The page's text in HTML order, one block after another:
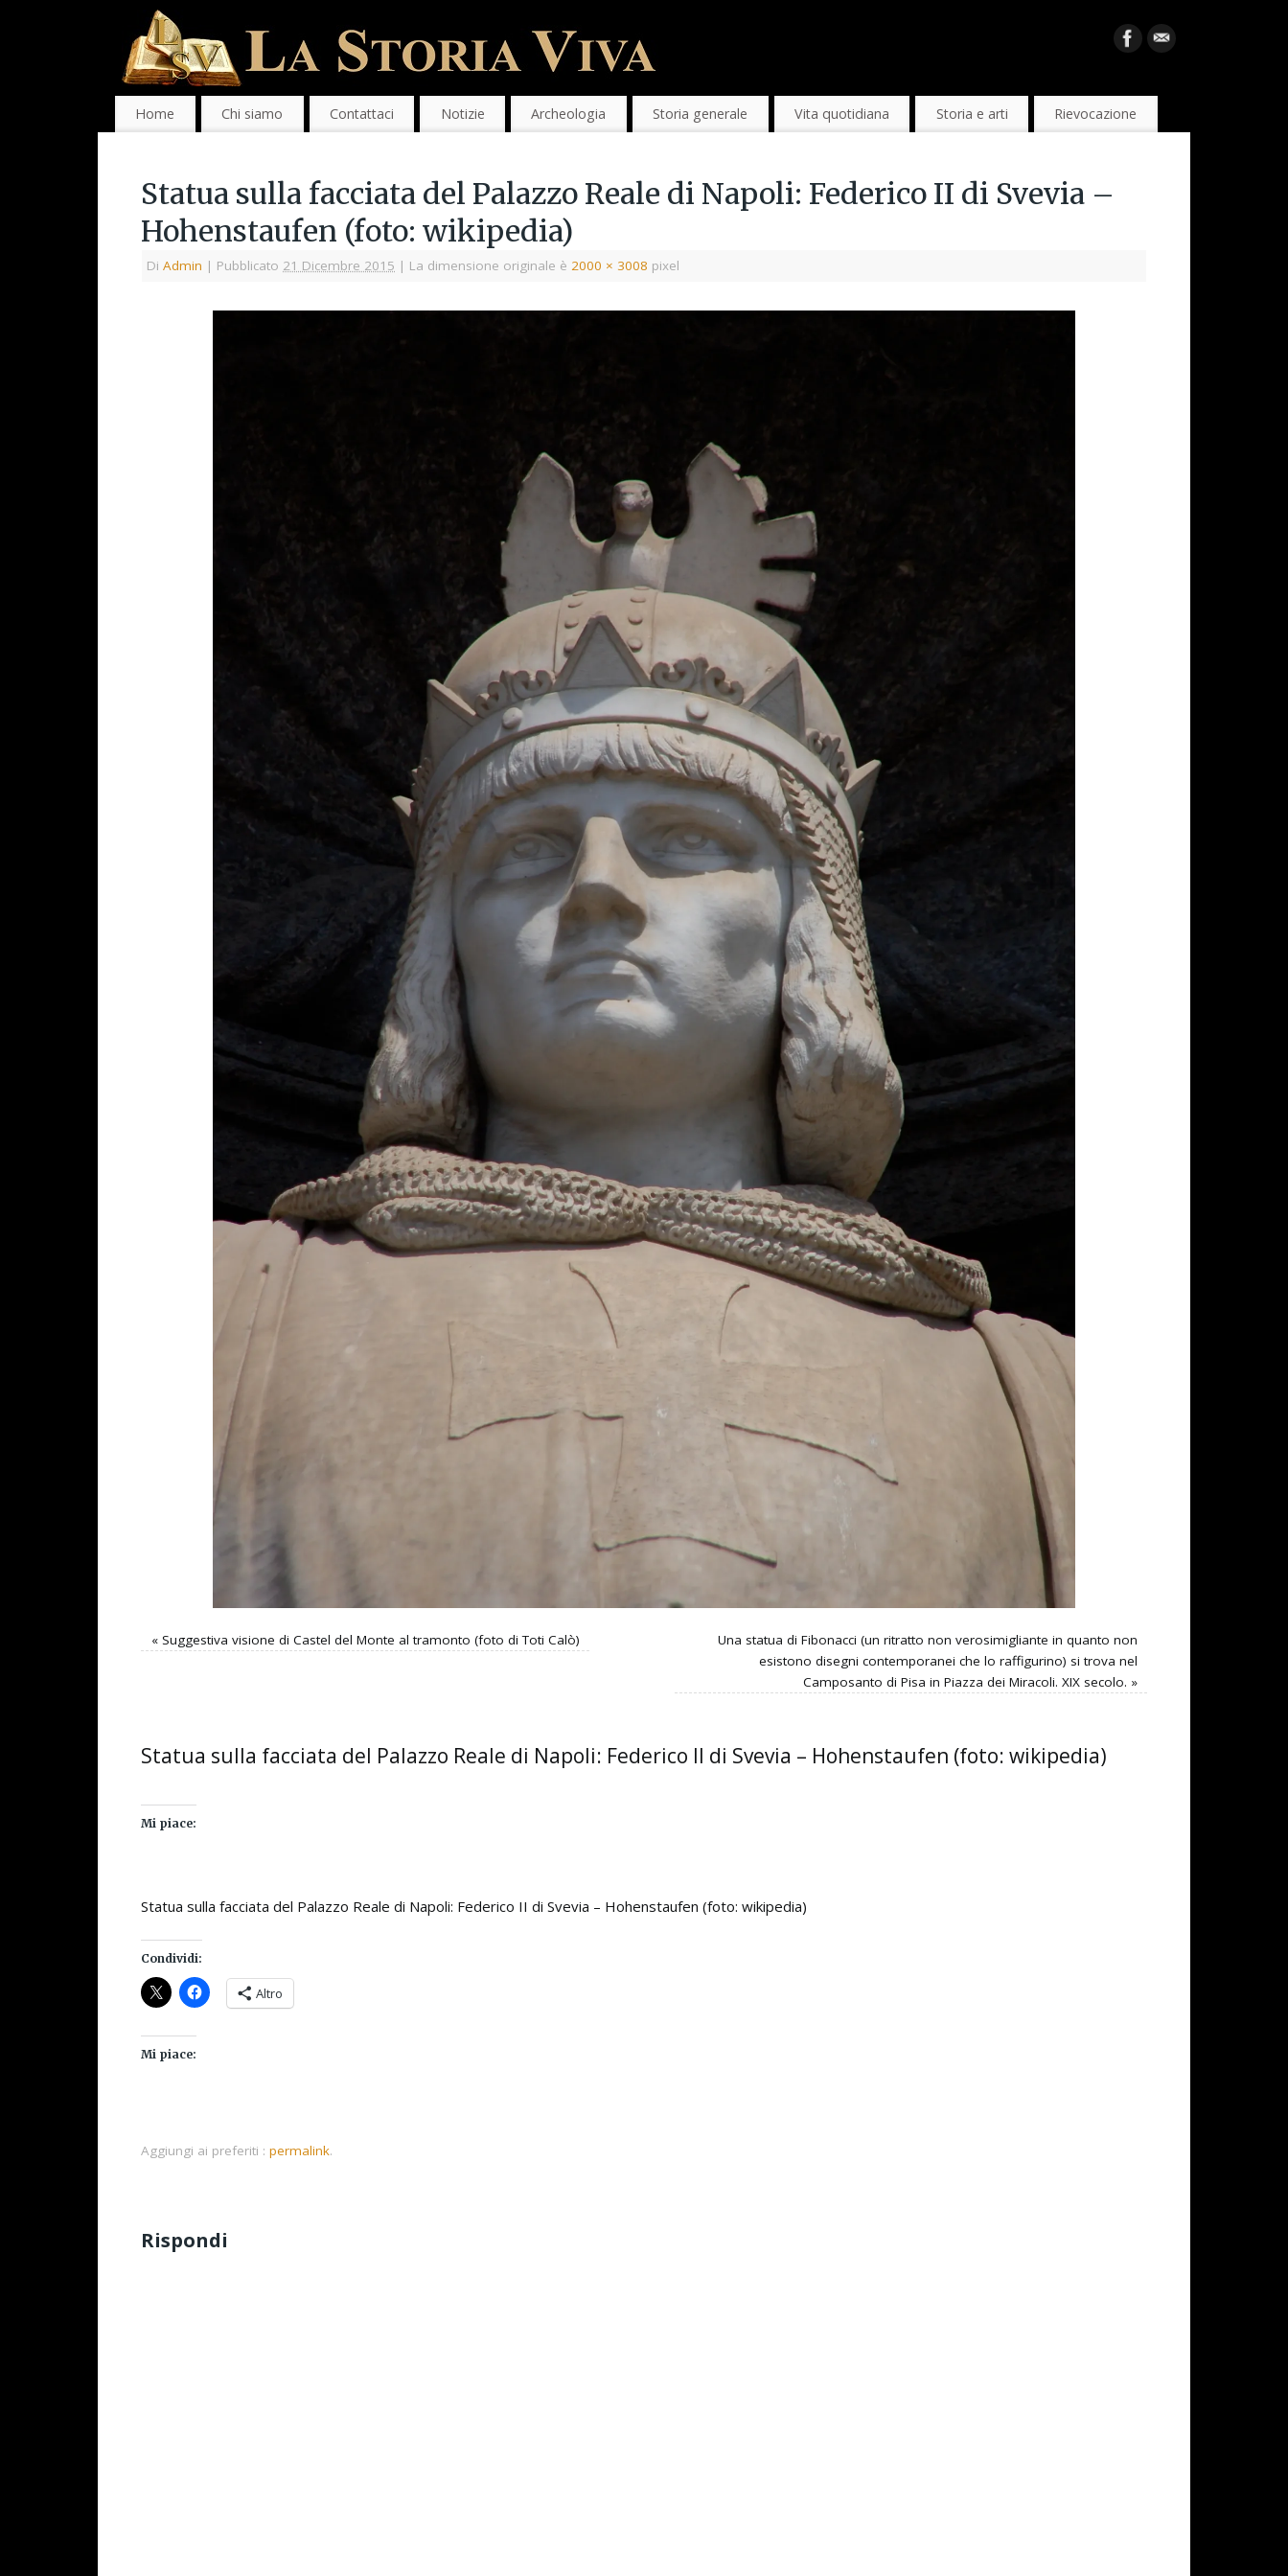
Home Chi siamo Contattaci Notizie Archeologia Storia generale Vita quotidiana Storia e arti Rievocazione
Statua sulla facciata del Palazzo Reale di Napoli: Federico II di Svevia –
Hohenstaufen (foto: wikipedia)
Di Admin | Pubblicato 21 Dicembre 2015 | La dimensione originale è 2000 × 3008 pixel
« Suggestiva visione di Castel del Monte al tramonto (foto di Toti Calò)
Una statua di Fibonacci (un ritratto non verosimigliante in quanto non
esistono disegni contemporanei che lo raffigurino) si trova nel
Camposanto di Pisa in Piazza dei Miracoli. XIX secolo. »
Statua sulla facciata del Palazzo Reale di Napoli: Federico II di Svevia – Hohenstaufen (foto: wikipedia)
Mi piace:
Statua sulla facciata del Palazzo Reale di Napoli: Federico II di Svevia – Hohenstaufen (foto: wikipedia)
Condividi:
Altro
Mi piace:
Aggiungi ai preferiti : permalink.
Rispondi